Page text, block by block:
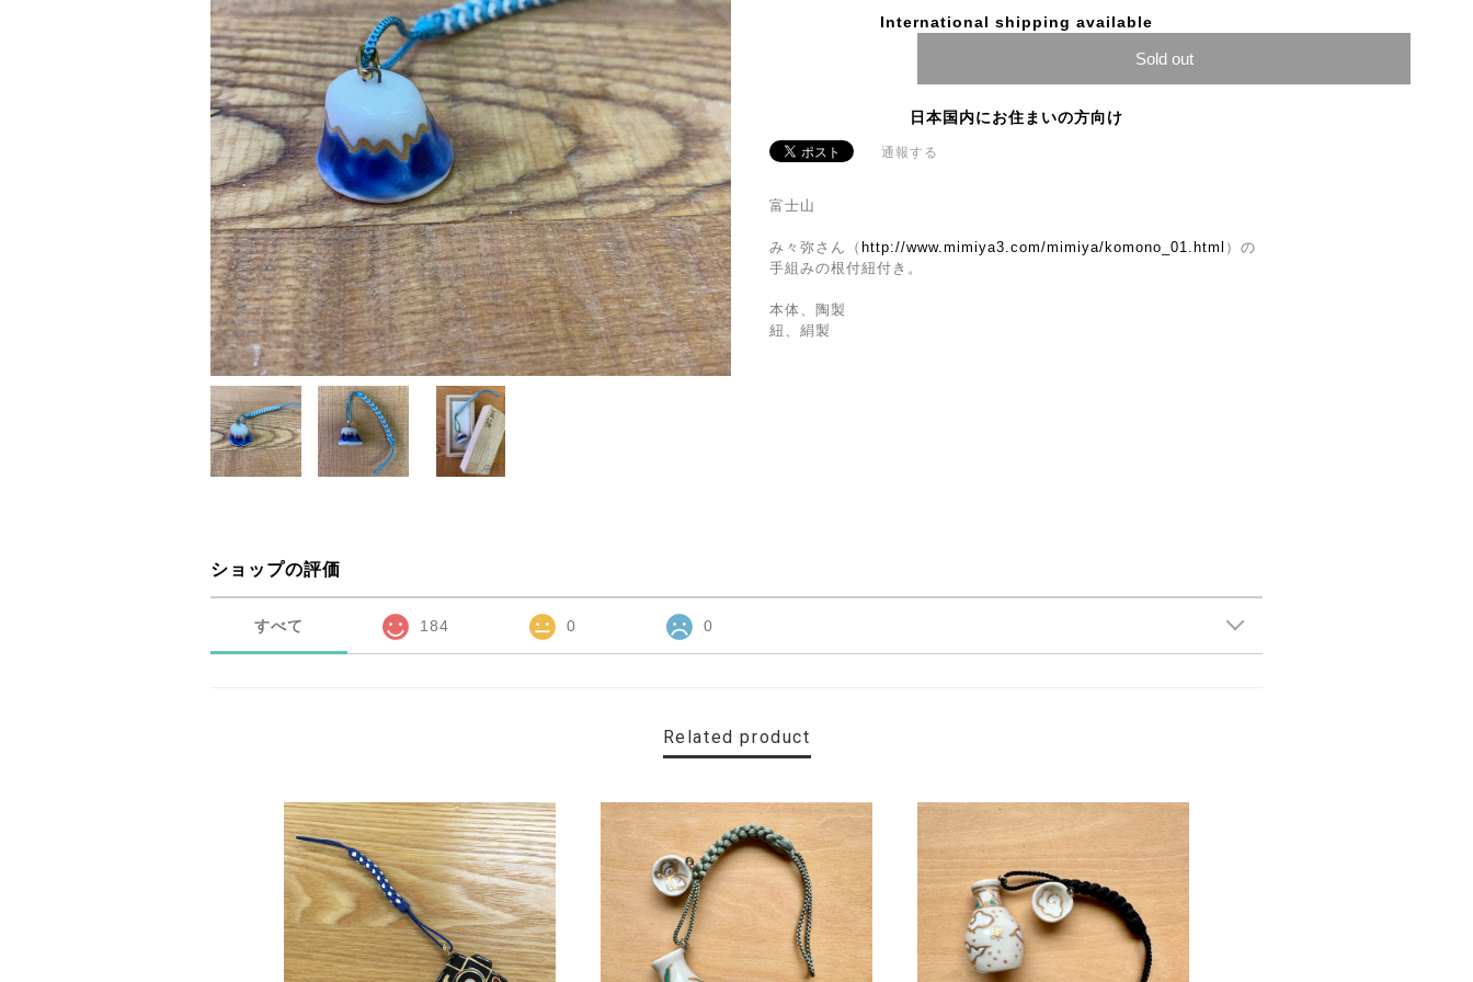
International shipping available
Sold out
日本国内にお住まいの方向け
通報する
富士山
み々弥さん（ http://www.mimiya3.com/mimiya/komono_01.html ）の
手組みの根付紐付き。
本体、陶製
紐、絹製
ショップの評価
すべて 184 0 0
Related product